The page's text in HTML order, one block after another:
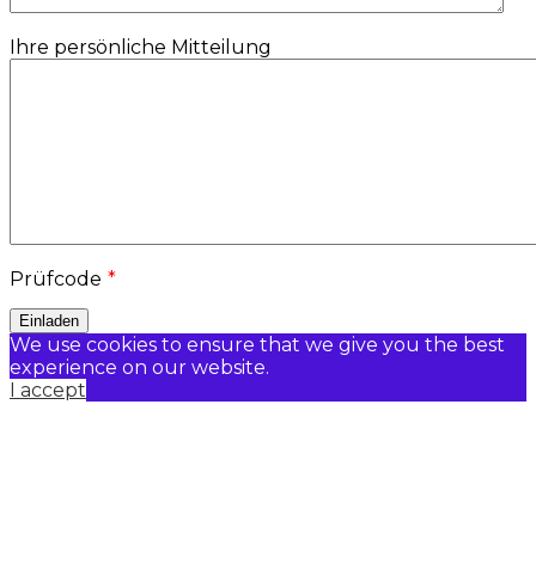
Ihre persönliche Mitteilung
Prüfcode *
We use cookies to ensure that we give you the best
experience on our website.
I accept